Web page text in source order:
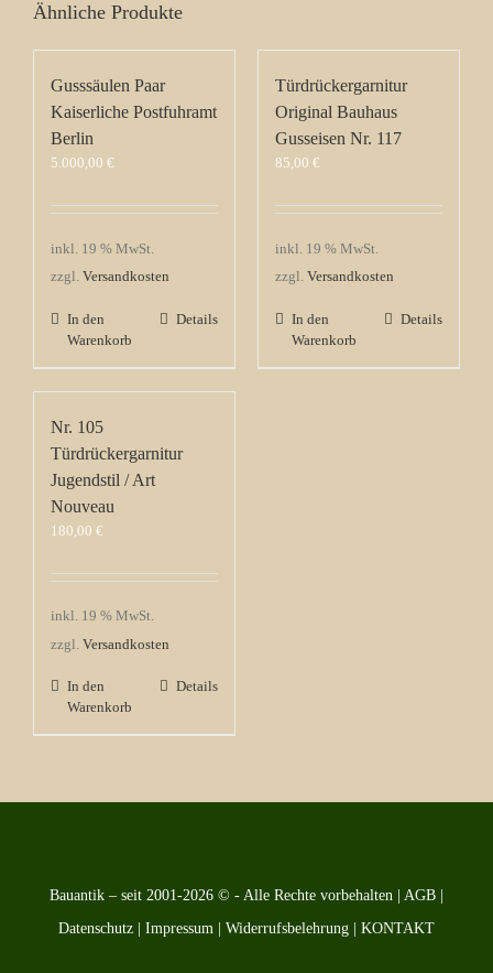
Ähnliche Produkte
Gusssäulen Paar
Kaiserliche Postfuhramt
Berlin
5.000,00 €
inkl. 19 % MwSt.
zzgl. Versandkosten
In den
Warenkorb
Details
Türdrückergarnitur
Original Bauhaus
Gusseisen Nr. 117
85,00 €
inkl. 19 % MwSt.
zzgl. Versandkosten
In den
Warenkorb
Details
Nr. 105
Türdrückergarnitur
Jugendstil / Art
Nouveau
180,00 €
inkl. 19 % MwSt.
zzgl. Versandkosten
In den
Warenkorb
Details
Bauantik – seit 2001-2026 © - Alle Rechte vorbehalten | AGB
Datenschutz
Impressum Widerrufsbelehrung KONTAKT